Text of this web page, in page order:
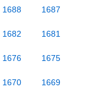
1688 1687
1682 1681
1676 1675
1670 1669